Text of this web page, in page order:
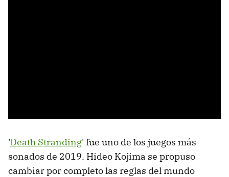
'Death Stranding' fue uno de los juegos más
sonados de 2019. Hideo Kojima se propuso
cambiar por completo las reglas del mundo